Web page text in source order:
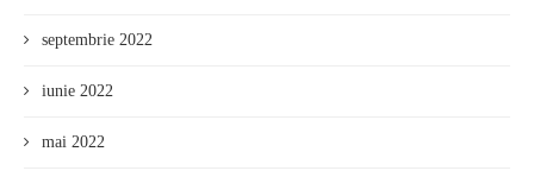
septembrie 2022
iunie 2022
mai 2022